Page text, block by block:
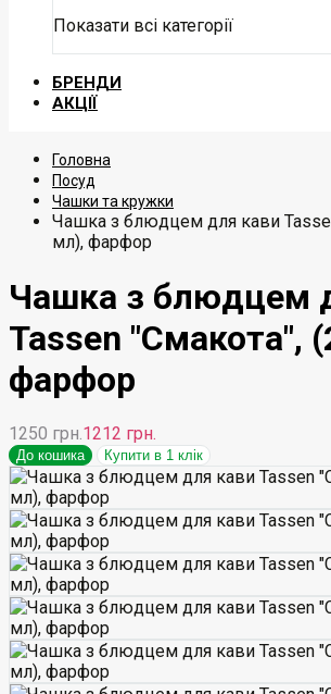
Показати всі категорії
БРЕНДИ
АКЦІЇ
Головна
Посуд
Чашки та кружки
Чашка з блюдцем для кави
мл), фарфор
Чашка з блюдцем
Tassen "Смакота",
фарфор
1250 грн.1212 грн.
До кошика Купити в 1 клік